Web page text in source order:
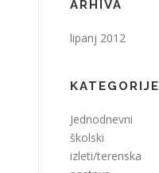
ARHIVA
lipanj 2012
KATEGORIJE
Jednodnevni
školski
izleti/terenska